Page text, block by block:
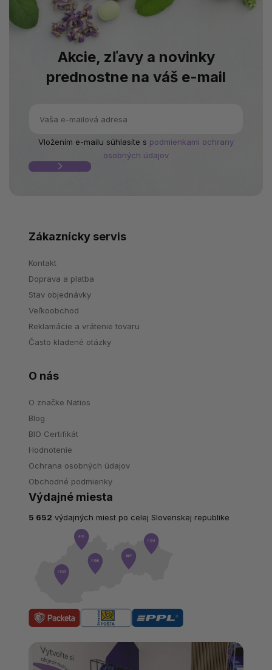
Akcie, zľavy a novinky
prednostne na váš e-mail
Vložením e-mailu súhlasíte s podmienkami ochrany
osobných údajov
Zákaznícky servis
Kontakt
Doprava a platba
Stav objednávky
Veľkoobchod
Reklamácie a vrátenie tovaru
Často kladené otázky
O nás
O značke Natios
Blog
BIO Certifikát
Hodnotenie
Ochrana osobných údajov
Obchodné podmienky
Výdajné miesta
5 652 výdajných miest po celej Slovenskej republike